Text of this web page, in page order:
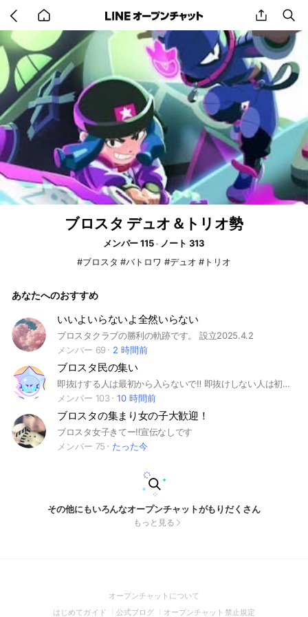
back
to
home
share
ブロスタ デュオ＆トリオ勢
メンバー 115
ノート 313
#ブロスタ #バトロワ #デュオ #トリオ
あなたへのおすすめ
いいよいらないよ全然いらない
ブロスタクラブの勝利の軌跡です。 設立2025.4.2
メンバー 69
2 時間前
ブロスタ民の集い
即抜けする人は最初から入らないで‼️ 即抜けしない人は初心者〜上級者、男女関係なく誰でも気軽に参加してね！ 下ネタや暴言迷惑行為、垢販売や代行、許可無しでの宣伝はキック対象になるためやめてね！ みんなでトロ上げやガチバトル進めてブロスタを楽しもう！ ここまで読んだなら入るしかないでしょ 2025年 7月30日創設 #ブロスタ#エンジョイ勢#ガチ勢#トロ上げ#ガチバ#初心者#上級者#治安良い
メンバー 103
10 時間前
ブロスタの集まり女の子大歓迎！
ブロスタ女子きてー‼️宣伝なしです
メンバー 75
たった今
その他にもいろんなオープンチャットがもりだくさん
もっと見る
オープンチャットについて
in
はじめてガイド (Open
公式ブログ (Open
オープンチャット禁止規定(Open